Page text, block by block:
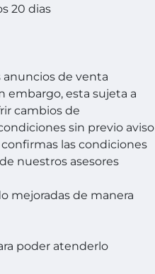
20 dias
de venta
embargo, esta sujeta a
cambios de
sin previo aviso
las condiciones
nuestros asesores
mejoradas de manera
poder atenderlo